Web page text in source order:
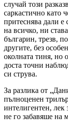
случай този
саркастично като
притеснява дали
на всичко, ни
българин, трезв,
другите, без
околната тиня, но
доста точни
си струва.
За разлика от
пълноценен
интелигентен, лек
не го забавяше на